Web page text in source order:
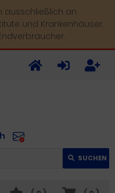
ausschließlich an
und Krankenhäuser.
SUCHEN